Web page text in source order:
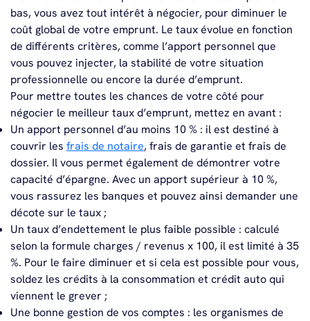
bas, vous avez tout intérêt à négocier, pour diminuer le
coût global de votre emprunt. Le taux évolue en fonction
de différents critères, comme l’apport personnel que
vous pouvez injecter, la stabilité de votre situation
professionnelle ou encore la durée d’emprunt.
Pour mettre toutes les chances de votre côté pour
négocier le meilleur taux d’emprunt, mettez en avant :
Un apport personnel d’au moins 10 % : il est destiné à
couvrir les frais de notaire, frais de garantie et frais de
dossier. Il vous permet également de démontrer votre
capacité d’épargne. Avec un apport supérieur à 10 %,
vous rassurez les banques et pouvez ainsi demander une
décote sur le taux ;
Un taux d’endettement le plus faible possible : calculé
selon la formule charges / revenus x 100, il est limité à 35
%. Pour le faire diminuer et si cela est possible pour vous,
soldez les crédits à la consommation et crédit auto qui
viennent le grever ;
Une bonne gestion de vos comptes : les organismes de